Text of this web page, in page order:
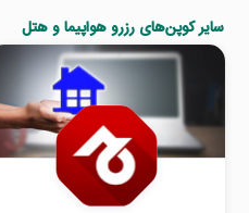
سایر کوپن‌های رزرو هواپیما و هتل